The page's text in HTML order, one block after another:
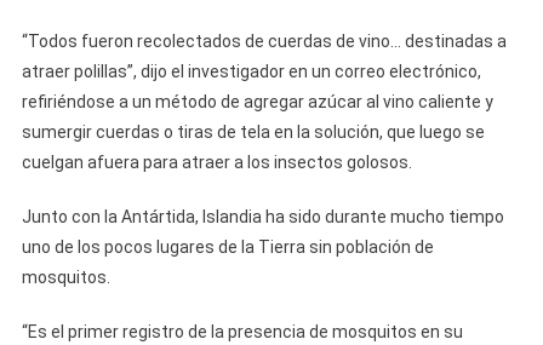
“Todos fueron recolectados de cuerdas de vino… destinadas a
atraer polillas”, dijo el investigador en un correo electrónico,
refiriéndose a un método de agregar azúcar al vino caliente y
sumergir cuerdas o tiras de tela en la solución, que luego se
cuelgan afuera para atraer a los insectos golosos.
Junto con la Antártida, Islandia ha sido durante mucho tiempo
uno de los pocos lugares de la Tierra sin población de
mosquitos.
“Es el primer registro de la presencia de mosquitos en su